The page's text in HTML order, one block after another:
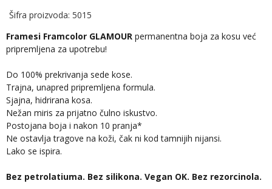
Šifra proizvoda: 5015
Framesi Framcolor GLAMOUR permanentna boja za kosu već
pripremljena za upotrebu!
Do 100% prekrivanja sede kose.
Trajna, unapred pripremljena formula.
Sjajna, hidrirana kosa.
Nežan miris za prijatno čulno iskustvo.
Postojana boja i nakon 10 pranja*
Ne ostavlja tragove na koži, čak ni kod tamnijih nijansi.
Lako se ispira.
Bez petrolatiuma. Bez silikona. Vegan OK. Bez rezorcinola.